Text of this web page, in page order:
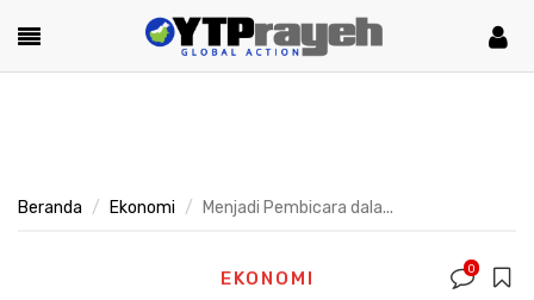
Beranda Ekonomi Menjadi Pembicara dala...
EKONOMI 0